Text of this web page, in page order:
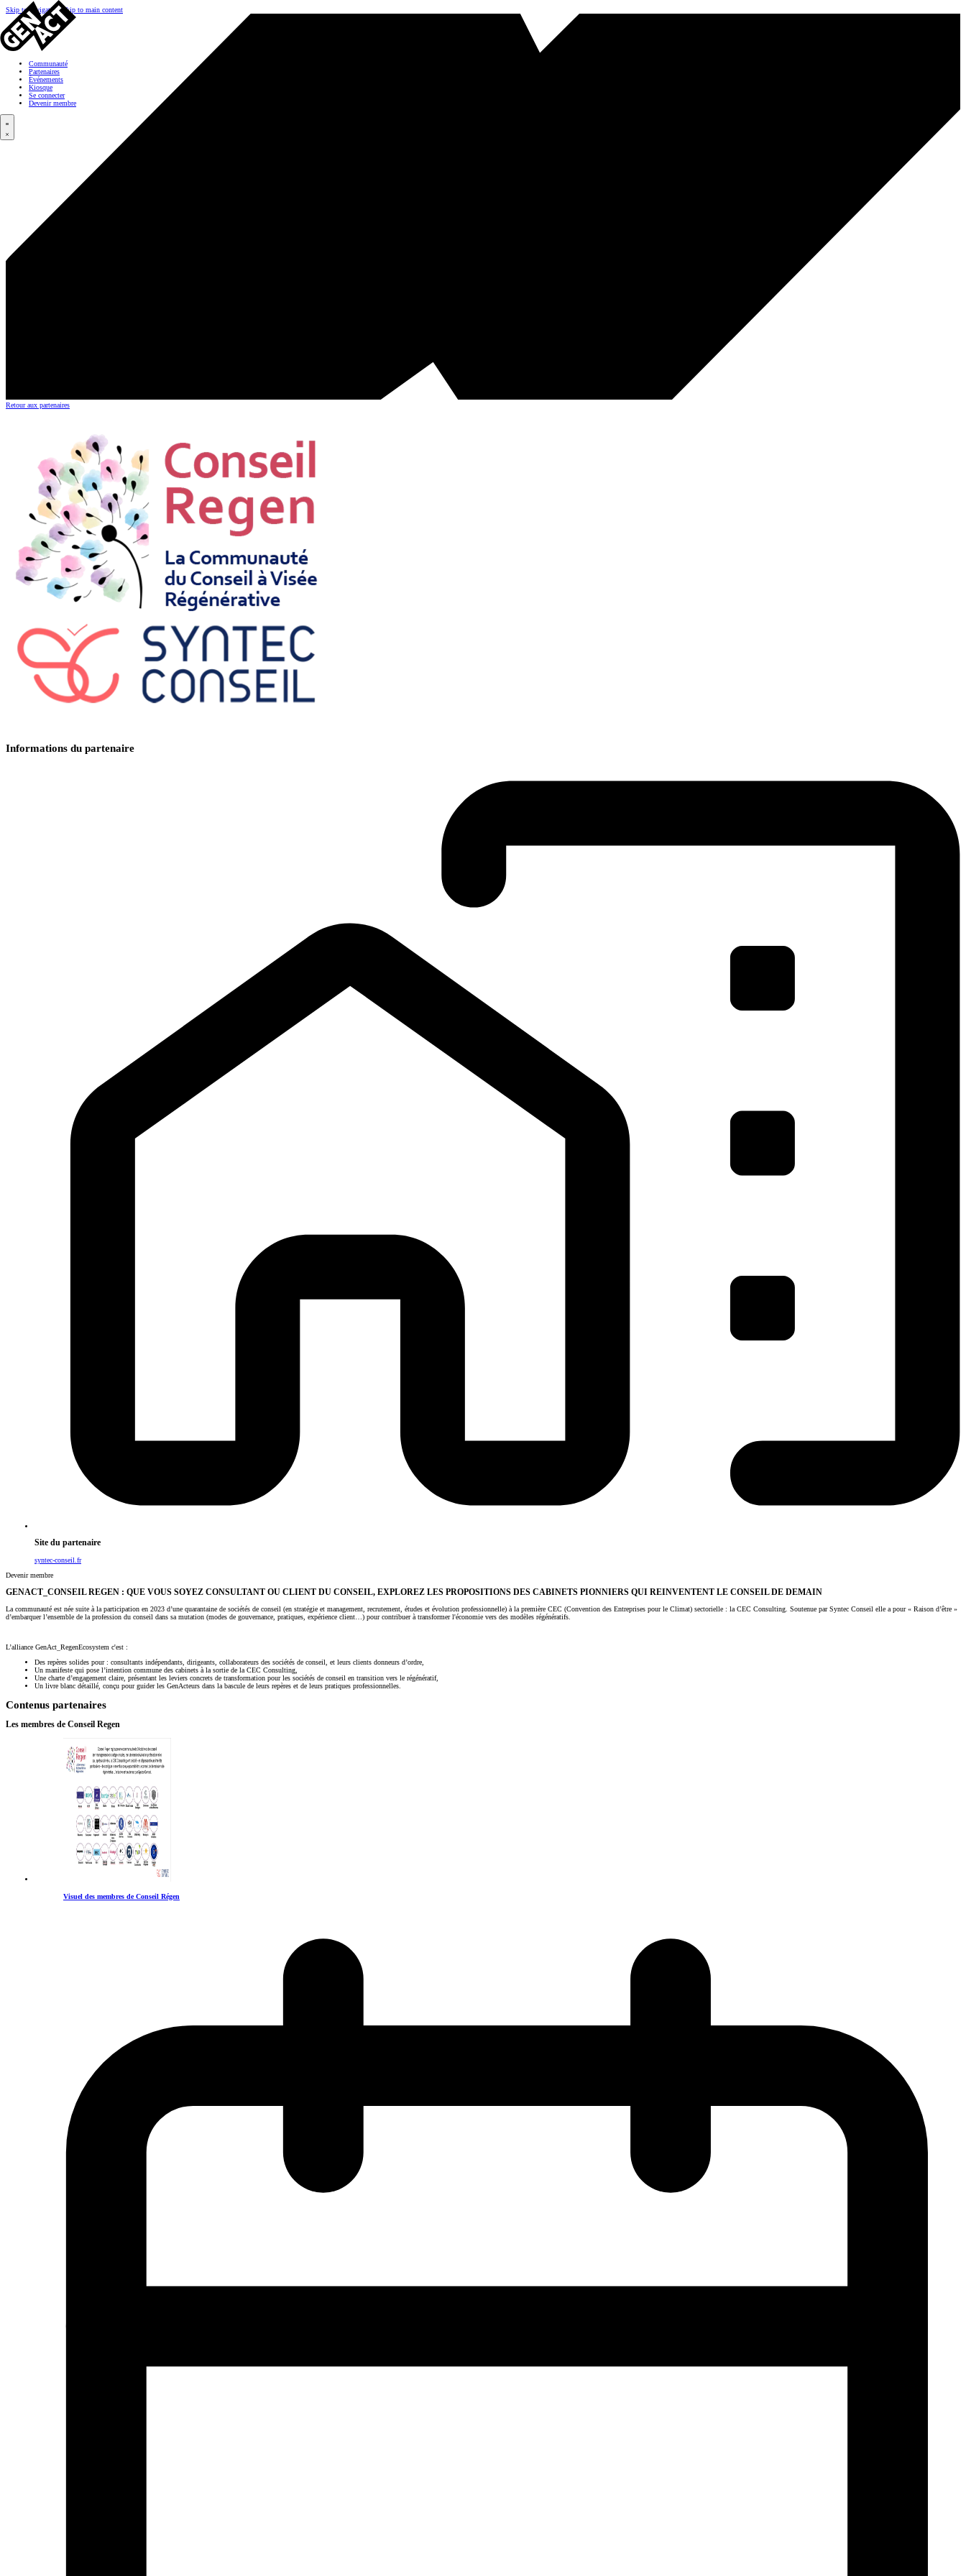
Skip to navigation Skip to main content
Communauté
Partenaires
Événements
Kiosque
Se connecter
Devenir membre
Retour aux partenaires
Informations du partenaire
Site du partenaire
syntec-conseil.fr
Devenir membre
GENACT_CONSEIL REGEN : QUE VOUS SOYEZ CONSULTANT OU CLIENT DU CONSEIL, EXPLOREZ LES PROPOSITIONS DES CABINETS PIONNIERS QUI REINVENTENT LE CONSEIL DE DEMAIN
La communauté est née suite à la participation en 2023 d’une quarantaine de sociétés de conseil (en stratégie et management, recrutement, études et évolution professionnelle) à la première CEC (Convention des Entreprises pour le Climat) sectorielle : la CEC Consulting. Soutenue par Syntec Conseil elle a pour « Raison d’être »
d’embarquer l’ensemble de la profession du conseil dans sa mutation (modes de gouvernance, pratiques, expérience client…) pour contribuer à transformer l'économie vers des modèles régénératifs.
L’alliance GenAct_RegenEcosystem c'est :
Des repères solides pour : consultants indépendants, dirigeants, collaborateurs des sociétés de conseil, et leurs clients donneurs d’ordre,
Un manifeste qui pose l’intention commune des cabinets à la sortie de la CEC Consulting,
Une charte d’engagement claire, présentant les leviers concrets de transformation pour les sociétés de conseil en transition vers le régénératif,
Un livre blanc détaillé, conçu pour guider les GenActeurs dans la bascule de leurs repères et de leurs pratiques professionnelles.
Contenus partenaires
Les membres de Conseil Regen
Visuel des membres de Conseil Régen